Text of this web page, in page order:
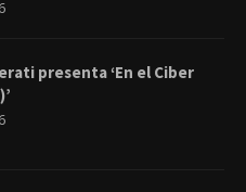
presenta ‘En el Ciber